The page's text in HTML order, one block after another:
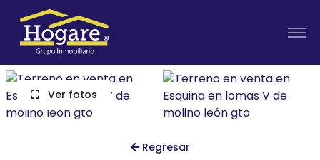
Ver fotos
Regresar